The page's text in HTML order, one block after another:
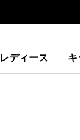
レディース キ